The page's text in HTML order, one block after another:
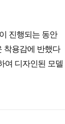
진행되는 동안
착용감에 반했다
여 디자인된 모델